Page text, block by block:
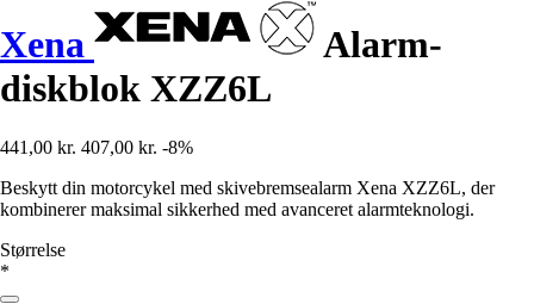
Xena
Alarm-
diskblok XZZ6L
441,00 kr. 407,00 kr. -8%
Beskytt din motorcykel med skivebremsealarm Xena XZZ6L, der
kombinerer maksimal sikkerhed med avanceret alarmteknologi.
Størrelse
*